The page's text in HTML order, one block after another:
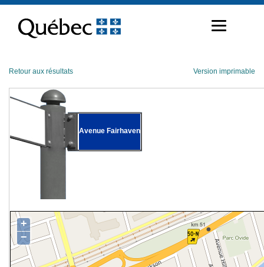
contenu
Retour aux résultats Version imprimable
Avenue Fairhaven
+
−